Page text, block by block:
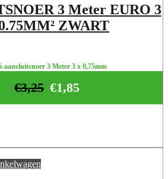
3 Meter EURO 3
ZWART
aansluitsnoer 3 Meter 3 x 0,75mm
€1,85
€3,25